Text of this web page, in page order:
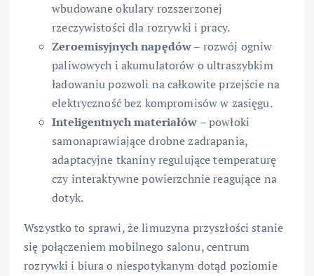
wbudowane okulary rozszerzonej
rzeczywistości dla rozrywki i pracy.
Zeroemisyjnych napędów– rozwój ogniw
paliwowych i akumulatorów o ultraszybkim
ładowaniu pozwoli na całkowite przejście na
elektryczność bez kompromisów w zasięgu.
Inteligentnych materiałów – powłoki
samonaprawiające drobne zadrapania,
adaptacyjne tkaniny regulujące temperaturę
czy interaktywne powierzchnie reagujące na
dotyk.
Wszystko to sprawi, że limuzyna przyszłości stanie
się połączeniem mobilnego salonu, centrum
rozrywki i biura o niespotykanym dotąd poziomie